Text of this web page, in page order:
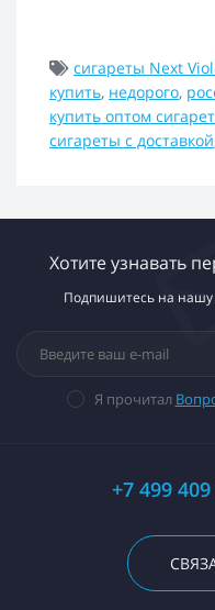
сигареты Next
купить, недорого,
купить оптом
сигареты с доставкой
Хотите узнавать
Подпишитесь на нашу
Я прочитал
+7 499